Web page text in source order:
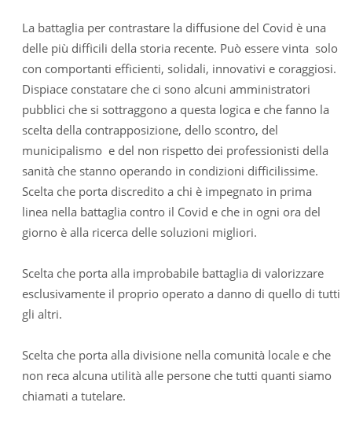
La battaglia per contrastare la diffusione del Covid è una
delle più difficili della storia recente. Può essere vinta solo
con comportanti efficienti, solidali, innovativi e coraggiosi.
Dispiace constatare che ci sono alcuni amministratori
pubblici che si sottraggono a questa logica e che fanno la
scelta della contrapposizione, dello scontro, del
municipalismo e del non rispetto dei professionisti della
sanità che stanno operando in condizioni difficilissime.
Scelta che porta discredito a chi è impegnato in prima
linea nella battaglia contro il Covid e che in ogni ora del
giorno è alla ricerca delle soluzioni migliori.
Scelta che porta alla improbabile battaglia di valorizzare
esclusivamente il proprio operato a danno di quello di tutti
gli altri.
Scelta che porta alla divisione nella comunità locale e che
non reca alcuna utilità alle persone che tutti quanti siamo
chiamati a tutelare.